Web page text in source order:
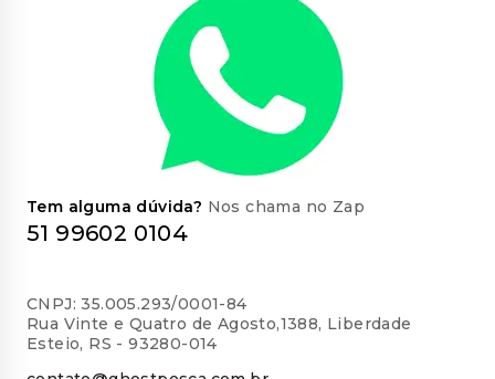
Tem alguma dúvida? Nos chama no Zap
51 99602 0104
CNPJ: 35.005.293/0001-84
Rua Vinte e Quatro de Agosto,1388, Liberdade
Esteio, RS - 93280-014